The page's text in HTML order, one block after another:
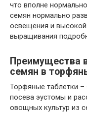
что вполне
семян нормально
освещения и
выращивания
Преимущества
семян в
Торфяные таблетки –
посева эустомы и
овощных культур из